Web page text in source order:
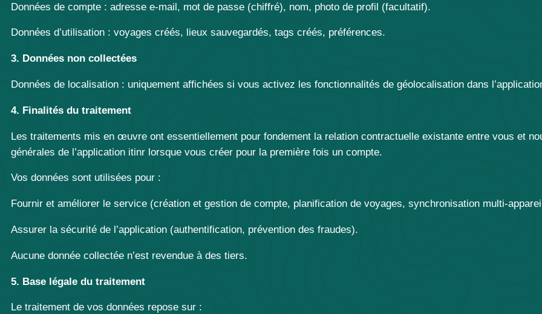
Données de compte : adresse e-mail, mot de passe (chiffré), nom, photo de profil (facultatif).
Données d’utilisation : voyages créés, lieux sauvegardés, tags créés, préférences.
3. Données non collectées
Données de localisation : uniquement affichées si vous activez les fonctionnalités de géolocalisation dans
4. Finalités du traitement
Les traitements mis en œuvre ont essentiellement pour fondement la relation contractuelle existante entre vous et
générales de l’application itinr lorsque vous créer pour la première fois un compte.
Vos données sont utilisées pour :
Fournir et améliorer le service (création et gestion de compte, planification de voyages, synchronisation multi-
Assurer la sécurité de l’application (authentification, prévention des fraudes).
Aucune donnée collectée n’est revendue à des tiers.
5. Base légale du traitement
Le traitement de vos données repose sur :